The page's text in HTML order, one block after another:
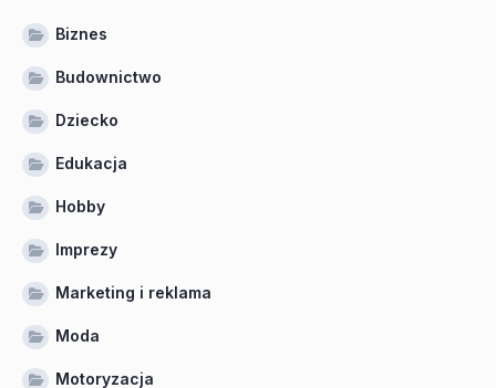
Biznes
Budownictwo
Dziecko
Edukacja
Hobby
Imprezy
Marketing i reklama
Moda
Motoryzacja